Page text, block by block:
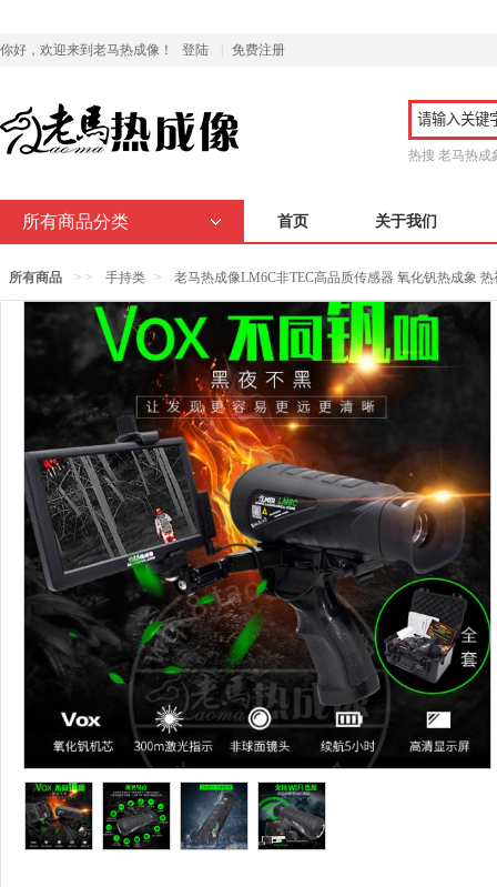
你好，欢迎来到老马热成像！ 登陆 免费注册
热搜 老马热成
所有商品分类 首页 关于我们
所有商品 > > 手持类 > 老马热成像LM6C非TEC高品质传感器 氧化钒热成象